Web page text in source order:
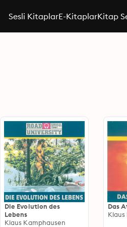
Sesli KitaplarE-KitaplarKitap
Die Evolution des
Lebens
Klaus Kamphausen
Das